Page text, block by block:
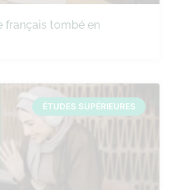
français tombé en
ÉTUDES SUPÉRIEURES